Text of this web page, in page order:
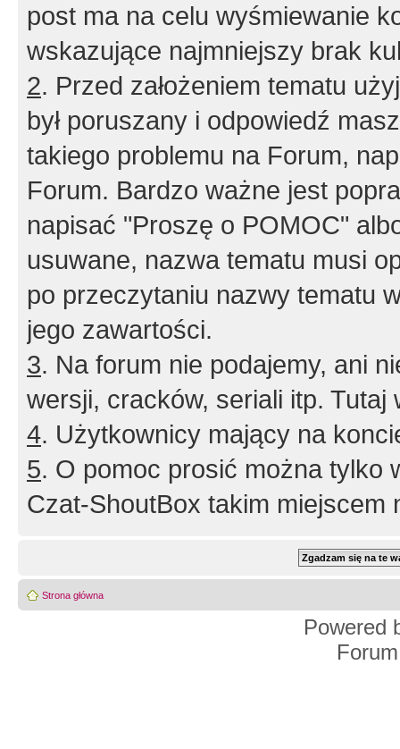
post ma na celu wyśmiewanie
wskazujące najmniejszy brak
2. Przed założeniem tematu
był poruszany i odpowiedź
takiego problemu na Forum,
Forum. Bardzo ważne jest
napisać "Proszę o POMOC"
usuwane, nazwa tematu musi
po przeczytaniu nazwy tematu
jego zawartości.
3. Na forum nie podajemy, ani
wersji, cracków, seriali itp. Tutaj
4. Użytkownicy mający na
5. O pomoc prosić można tylko
Czat-ShoutBox takim miejscem
Strona główna
Powered